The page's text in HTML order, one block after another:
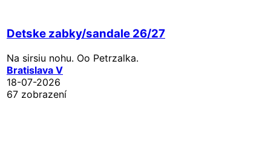
Detske zabky/sandale 26/27
Na sirsiu nohu. Oo Petrzalka.
Bratislava V
18-07-2026
67 zobrazení